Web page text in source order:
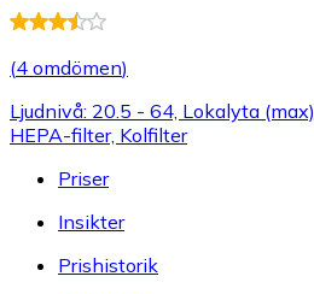
(4 omdömen)
Ljudnivå: 20.5 - 64, Lokalyta
HEPA-filter, Kolfilter
Priser
Insikter
Prishistorik